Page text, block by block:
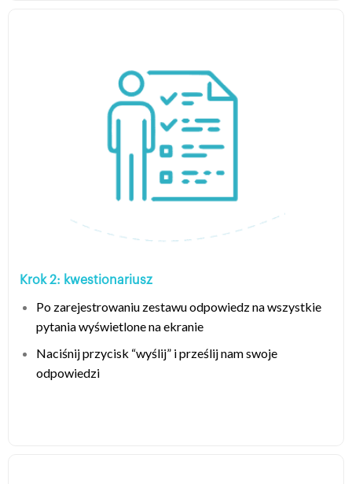
Krok 2: kwestionariusz
Po zarejestrowaniu zestawu odpowiedz na wszystkie
pytania wyświetlone na ekranie
Naciśnij przycisk “wyślij” i prześlij nam swoje
odpowiedzi